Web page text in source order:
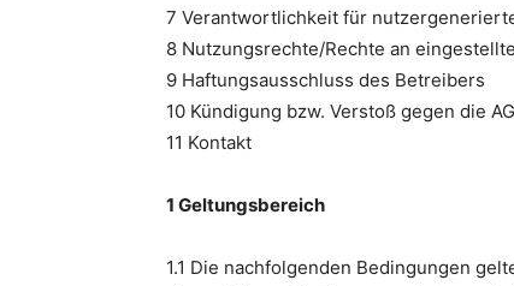
7 Verantwortlichkeit für
8 Nutzungsrechte/Rechte an
9 Haftungsausschluss des Betreibers
10 Kündigung bzw. Verstoß gegen die
11 Kontakt
1 Geltungsbereich
1.1 Die nachfolgenden Bedingungen